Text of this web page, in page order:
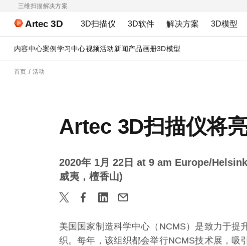
三维扫描解决方案
Artec 3D 3D扫描仪 3D软件 解决方案 3D模型
内容中心案例 学习中心视频活动新闻产品画册3D模型
首页 活动
Artec 3D扫描仪将
2020年 1月 22日 at 9 am Europe/
威夷，檀香山)
美国国家制造科学中心（NCMS）是致力于提
织。每年，该组织都会举行NCMS技术展，吸